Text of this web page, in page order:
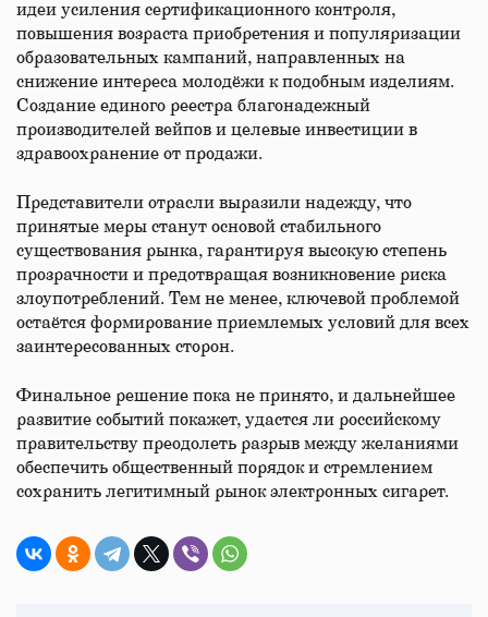
идеи усиления сертификационного контроля,
повышения возраста приобретения и популяризации
образовательных кампаний, направленных на
снижение интереса молодёжи к подобным изделиям.
Создание единого реестра благонадежный
производителей вейпов и целевые инвестиции в
здравоохранение от продажи.
Представители отрасли выразили надежду, что
принятые меры станут основой стабильного
существования рынка, гарантируя высокую степень
прозрачности и предотвращая возникновение риска
злоупотреблений. Тем не менее, ключевой проблемой
остаётся формирование приемлемых условий для всех
заинтересованных сторон.
Финальное решение пока не принято, и дальнейшее
развитие событий покажет, удастся ли российскому
правительству преодолеть разрыв между желаниями
обеспечить общественный порядок и стремлением
сохранить легитимный рынок электронных сигарет.